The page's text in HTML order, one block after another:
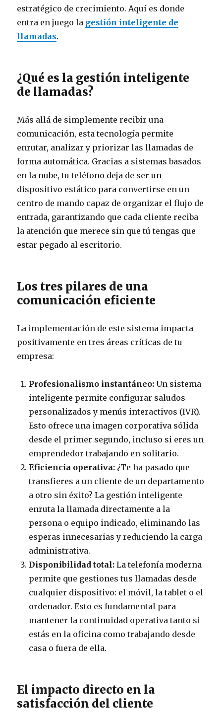
estratégico de crecimiento. Aquí es donde
entra en juego la gestión inteligente de
llamadas.
¿Qué es la gestión inteligente
de llamadas?
Más allá de simplemente recibir una
comunicación, esta tecnología permite
enrutar, analizar y priorizar las llamadas de
forma automática. Gracias a sistemas basados
en la nube, tu teléfono deja de ser un
dispositivo estático para convertirse en un
centro de mando capaz de organizar el flujo de
entrada, garantizando que cada cliente reciba
la atención que merece sin que tú tengas que
estar pegado al escritorio.
Los tres pilares de una
comunicación eficiente
La implementación de este sistema impacta
positivamente en tres áreas críticas de tu
empresa:
Profesionalismo instantáneo: Un sistema
inteligente permite configurar saludos
personalizados y menús interactivos (IVR).
Esto ofrece una imagen corporativa sólida
desde el primer segundo, incluso si eres un
emprendedor trabajando en solitario.
Eficiencia operativa: ¿Te ha pasado que
transfieres a un cliente de un departamento
a otro sin éxito? La gestión inteligente
enruta la llamada directamente a la
persona o equipo indicado, eliminando las
esperas innecesarias y reduciendo la carga
administrativa.
Disponibilidad total: La telefonía moderna
permite que gestiones tus llamadas desde
cualquier dispositivo: el móvil, la tablet o el
ordenador. Esto es fundamental para
mantener la continuidad operativa tanto si
estás en la oficina como trabajando desde
casa o fuera de ella.
El impacto directo en la
satisfacción del cliente